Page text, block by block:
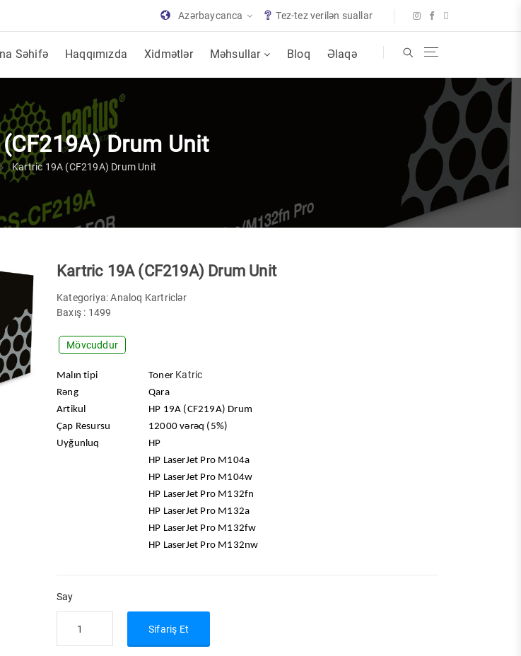
Azərbaycanca Tez-tez verilən suallar
Səhifə Haqqımızda Xidmətlər Məhsullar Bloq Əlaqə
Drum Unit
Kartric 19A (CF219A) Drum Unit
Kartric 19A (CF219A) Drum Unit
Kategoriya:Analoq Kartriclər
Baxış : 1499
Mövcuddur
Malın tipi Toner Katric
Rəng
Qara
Artikul
HP 19A (CF219A) Drum
Çap Resursu
12000 vərəq (5%)
Uyğunluq
HP
HP LaserJet Pro M104a
HP LaserJet Pro M104w
HP LaserJet Pro M132fn
HP LaserJet Pro M132a
HP LaserJet Pro M132fw
HP LaserJet Pro M132nw
Say
Sifariş Et